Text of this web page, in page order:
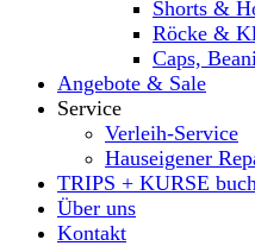
Shorts &
Röcke &
Caps,
Angebote & Sale
Service
Verleih-Service
Hauseigener
TRIPS + KURSE
Über uns
Kontakt